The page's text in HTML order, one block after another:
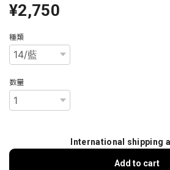
¥2,750
種類
数量
International shipping
Add to cart